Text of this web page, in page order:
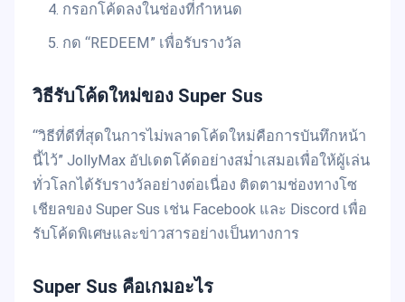
กรอกโค้ดลงในช่องที่กำหนด
กด “REDEEM” เพื่อรับรางวัล
วิธีรับโค้ดใหม่ของ Super Sus
“วิธีที่ดีที่สุดในการไม่พลาดโค้ดใหม่คือการบันทึกหน้า
นี้ไว้” JollyMax อัปเดตโค้ดอย่างสม่ำเสมอเพื่อให้ผู้เล่น
ทั่วโลกได้รับรางวัลอย่างต่อเนื่อง ติดตามช่องทางโซ
เชียลของ Super Sus เช่น Facebook และ Discord เพื่อ
รับโค้ดพิเศษและข่าวสารอย่างเป็นทางการ
Super Sus คือเกมอะไร